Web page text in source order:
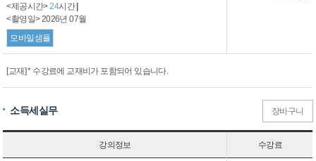
<제공시간>24시간
<촬영일> 2026년 07월
모바일샘플
[교재] * 수강료에 교재비가 포함되어 있습니다.
소득세실무 장바구니
강의정보 수강료